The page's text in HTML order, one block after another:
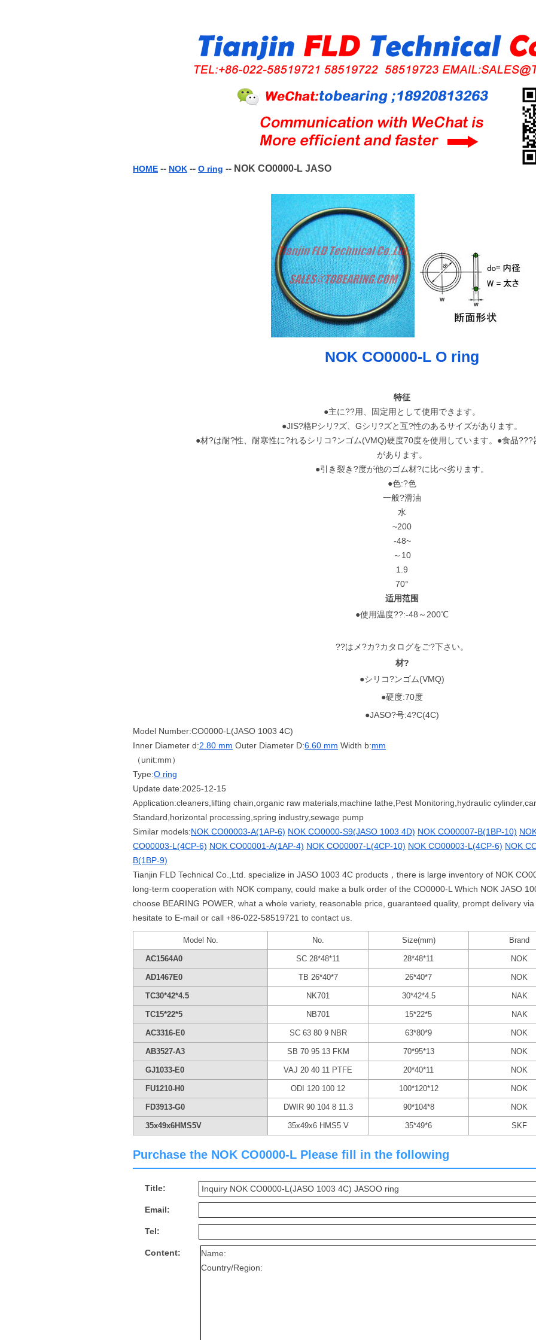
HOME -- NOK -- O ring -- NOK CO0000-L JASO
NOK CO0000-L O ring
特征
●主に??用、固定用として使用できます。
●JIS?格Pシリ?ズ、Gシリ?ズと互?性のあるサイズがあります。
●材?は耐?性、耐寒性に?れるシリコ?ンゴム(VMQ)硬度70度を使用しています。●食品???
があります。
●引き裂き?度が他のゴム材?に比べ劣ります。
●色:?色
一般?滑油
水
~200
-48~
～10
1.9
70°
适用范围
●使用温度??:-48～200℃
??はメ?カ?カタログをご?下さい。
材?
●シリコ?ンゴム(VMQ)
●硬度:70度
●JASO?号:4?C(4C)
Model Number:CO0000-L(JASO 1003 4C)
Inner Diameter d:2.80 mm Outer Diameter D:6.60 mm Width b:mm
（unit:mm）
Type:O ring
Update date:2025-12-15
Application:cleaners,lifting chain,organic raw materials,machine lathe,Pest Monitoring,hydraulic
Standard,horizontal processing,spring industry,sewage pump
Similar models:NOK CO00003-A(1AP-6) NOK CO0000-S9(JASO 1003 4D) NOK CO00007-B(1BP-10)
CO00003-L(4CP-6) NOK CO00001-A(1AP-4) NOK CO00007-L(4CP-10) NOK CO00003-L(4CP-6) NOK
B(1BP-9)
Tianjin FLD Technical Co.,Ltd. specialize in JASO 1003 4C products，there is large inventory of NOK
long-term cooperation with NOK company, could make a bulk order of the CO0000-L Which NOK JASO
choose BEARING POWER, what a whole variety, reasonable price, guaranteed quality, prompt delivery
hesitate to E-mail or call +86-022-58519721 to contact us.
Model No. No. Size(mm) Brand
AC1564A0 SC 28*48*11 28*48*11 NOK
AD1467E0 TB 26*40*7 26*40*7 NOK
TC30*42*4.5 NK701 30*42*4.5 NAK
TC15*22*5 NB701 15*22*5 NAK
AC3316-E0 SC 63 80 9 NBR 63*80*9 NOK
AB3527-A3 SB 70 95 13 FKM 70*95*13 NOK
GJ1033-E0 VAJ 20 40 11 PTFE 20*40*11 NOK
FU1210-H0 ODI 120 100 12 100*120*12 NOK
FD3913-G0 DWIR 90 104 8 11.3 90*104*8 NOK
35x49x6HMS5V 35x49x6 HMS5 V 35*49*6 SKF
Purchase the NOK CO0000-L Please fill in the following
Title:
Email:
Tel:
Content: